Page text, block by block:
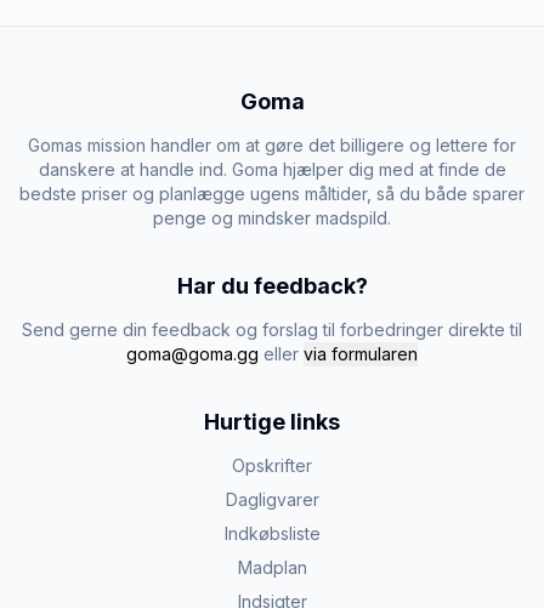
Goma
Gomas mission handler om at gøre det billigere og lettere for
danskere at handle ind. Goma hjælper dig med at finde de
bedste priser og planlægge ugens måltider, så du både sparer
penge og mindsker madspild.
Har du feedback?
Send gerne din feedback og forslag til forbedringer direkte til
goma@goma.gg eller via formularen
Hurtige links
Opskrifter
Dagligvarer
Indkøbsliste
Madplan
Indsigter